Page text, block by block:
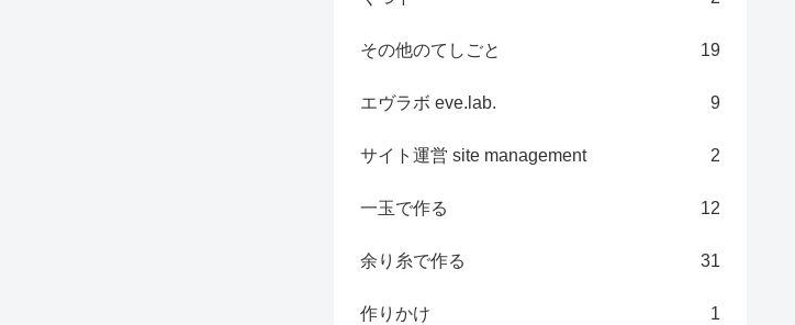
その他のてしごと 19
エヴラボ eve.lab. 9
サイト運営 site management 2
一玉で作る 12
余り糸で作る 31
作りかけ 1